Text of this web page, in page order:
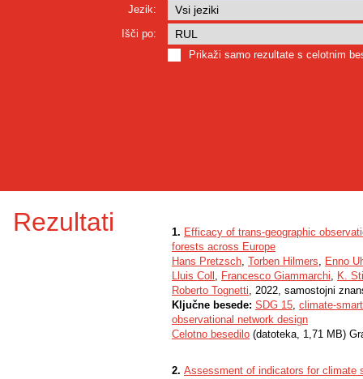
Jezik:
Išči po:
Prikaži samo rezultate s celotnim
Rezultati 1. Efficacy of trans-geographic
forests across Europe
Hans Pretzsch, Torben Hilmers, Enno
Lluis Coll , Francesco Giammarchi, K.
Roberto Tognetti, 2022, samostojni
Ključne besede: SDG 15, climate-
observational network design
Celotno besedilo (datoteka, 1,71 MB)
2. Assessment of indicators for climate